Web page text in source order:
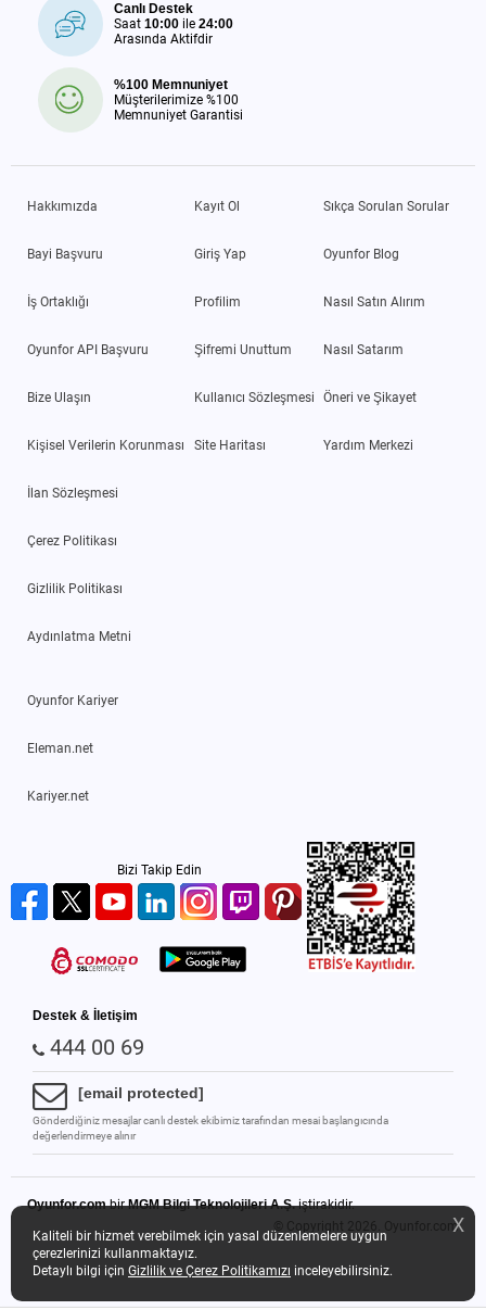
X
Kaliteli bir hizmet verebilmek için yasal düzenlemelere uygun
çerezlerinizi kullanmaktayız.
Detaylı bilgi için Gizlilik ve Çerez Politikamızı inceleyebilirsiniz.
Canlı Destek
Saat 10:00 ile 24:00
Arasında Aktifdir
%100 Memnuniyet
Müşterilerimize %100
Memnuniyet Garantisi
Hakkımızda
Bayi Başvuru
İş Ortaklığı
Oyunfor API Başvuru
Bize Ulaşın
Kişisel Verilerin Korunması
İlan Sözleşmesi
Çerez Politikası
Gizlilik Politikası
Aydınlatma Metni
Kayıt Ol
Giriş Yap
Profilim
Şifremi Unuttum
Kullanıcı Sözleşmesi
Site Haritası
Sıkça Sorulan Sorular
Oyunfor Blog
Nasıl Satın Alırım
Nasıl Satarım
Öneri ve Şikayet
Yardım Merkezi
Oyunfor Kariyer
Eleman.net
Kariyer.net
Bizi Takip Edin
Destek & İletişim
444 00 69
[email protected]
Gönderdiğiniz mesajlar canlı destek ekibimiz tarafından mesai başlangıcında
değerlendirmeye alınır
Oyunfor.combirMGM Bilgi Teknolojileri A.Ş.iştirakidir.
© Copyright 2026.
Oyunfor.com